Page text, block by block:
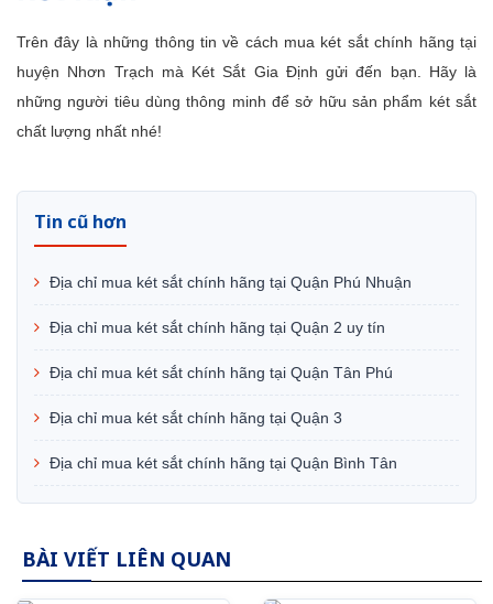
Trên đây là những thông tin về cách mua két sắt chính hãng tại
huyện Nhơn Trạch mà Két Sắt Gia Định gửi đến bạn. Hãy là
những người tiêu dùng thông minh để sở hữu sản phẩm két sắt
chất lượng nhất nhé!
Tin cũ hơn
Địa chỉ mua két sắt chính hãng tại Quận Phú Nhuận
Địa chỉ mua két sắt chính hãng tại Quận 2 uy tín
Địa chỉ mua két sắt chính hãng tại Quận Tân Phú
Địa chỉ mua két sắt chính hãng tại Quận 3
Địa chỉ mua két sắt chính hãng tại Quận Bình Tân
BÀI VIẾT LIÊN QUAN